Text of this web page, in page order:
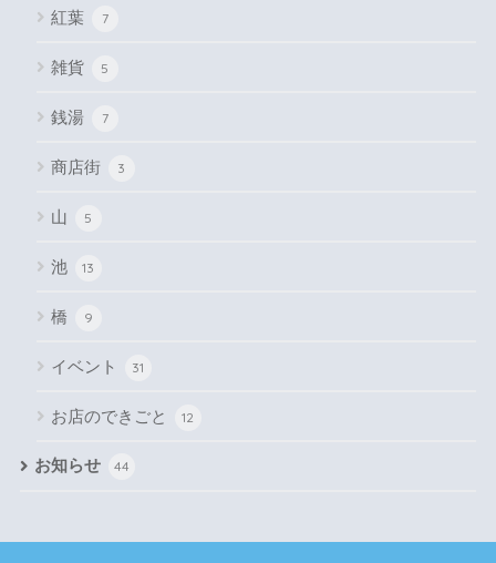
紅葉 7
雑貨 5
銭湯 7
商店街 3
山 5
池 13
橋 9
イベント 31
お店のできごと 12
お知らせ 44